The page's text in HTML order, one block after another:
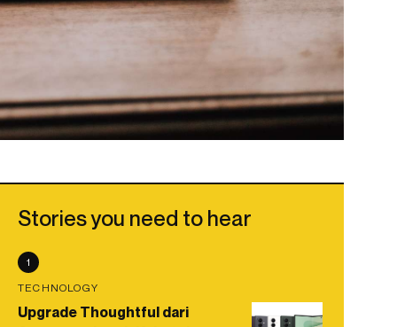
Stories you need to hear
1
TECHNOLOGY
Upgrade Thoughtful dari